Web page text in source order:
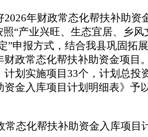
年财政常态化帮扶补助资
“产业兴旺、生态宜居、乡
”申报方式，结合我县巩固拓
政常态化帮扶补助资金项目
划实施项目33个，计划总投
金入库项目计划明细表》予
态化帮扶补助资金入库项目